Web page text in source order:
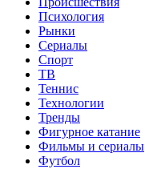
Психология
Рынки
Сериалы
Спорт
ТВ
Теннис
Технологии
Тренды
Фигурное катание
Фильмы и сериалы
Футбол